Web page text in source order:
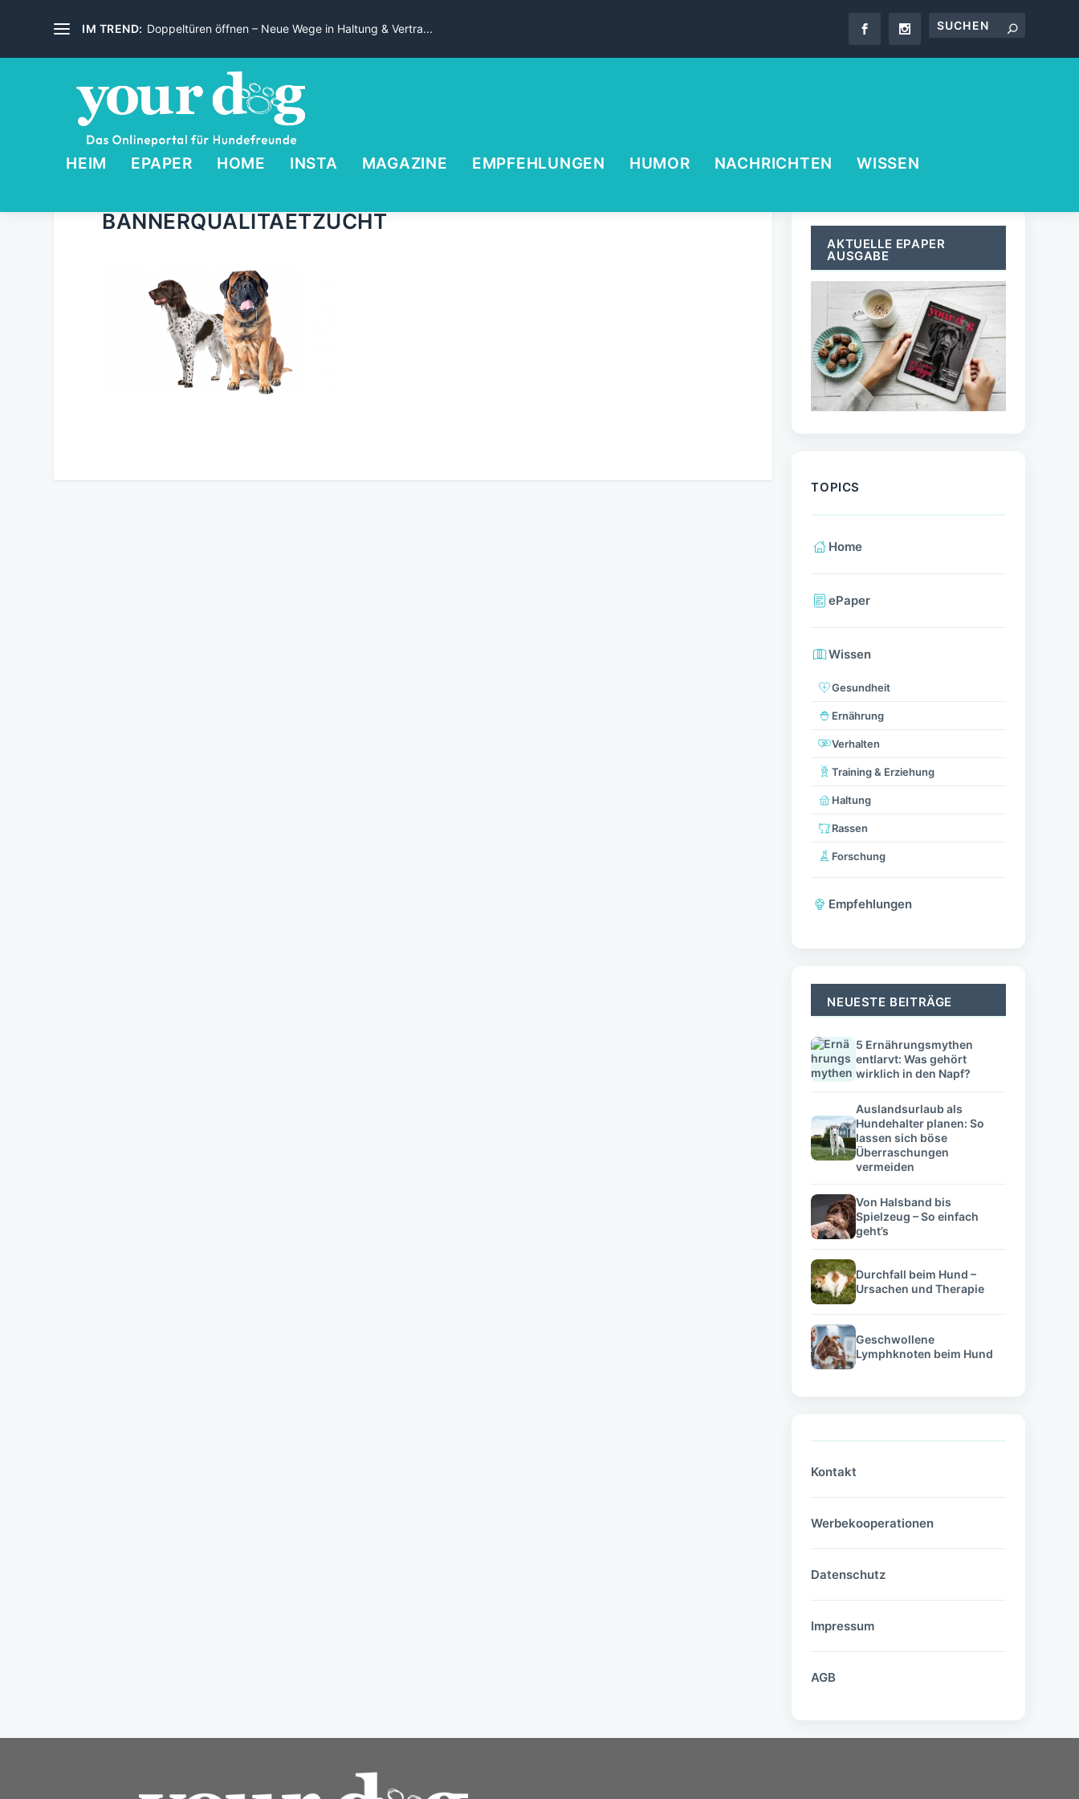
IM TREND: Doppeltüren öffnen – Neue Wege in Haltung & Vertra...
HEIM EPAPER HOME INSTA MAGAZINE EMPFEHLUNGEN HUMOR NACHRICHTEN WISSEN
BANNERQUALITAETZUCHT
AKTUELLE EPAPER
AUSGABE
TOPICS
Home
ePaper
Wissen
Gesundheit
Ernährung
Verhalten
Training & Erziehung
Haltung
Rassen
Forschung
Empfehlungen
NEUESTE BEITRÄGE
5 Ernährungsmythen
entlarvt: Was gehört
wirklich in den Napf?
Auslandsurlaub als
Hundehalter planen: So
lassen sich böse
Überraschungen
vermeiden
Von Halsband bis
Spielzeug – So einfach
geht’s
Durchfall beim Hund –
Ursachen und Therapie
Geschwollene
Lymphknoten beim Hund
Kontakt
Werbekooperationen
Datenschutz
Impressum
AGB